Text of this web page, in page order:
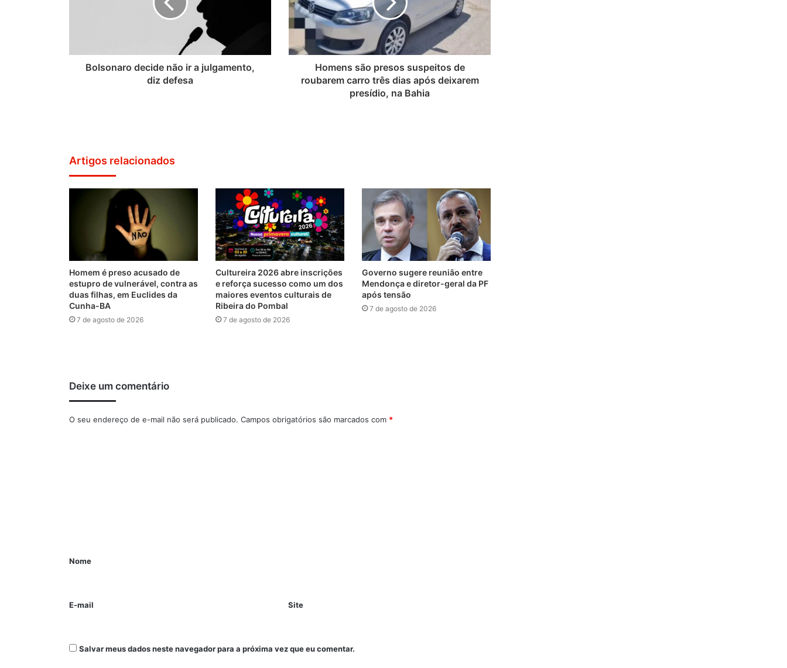
Bolsonaro decide não ir a julgamento,
diz defesa
Homens são presos suspeitos de
roubarem carro três dias após deixarem
presídio, na Bahia
Artigos relacionados
Homem é preso acusado de
estupro de vulnerável, contra as
duas filhas, em Euclides da
Cunha-BA
7 de agosto de 2026
Cultureira 2026 abre inscrições
e reforça sucesso como um dos
maiores eventos culturais de
Ribeira do Pombal
7 de agosto de 2026
Governo sugere reunião entre
Mendonça e diretor-geral da PF
após tensão
7 de agosto de 2026
Deixe um comentário
O seu endereço de e-mail não será publicado. Campos obrigatórios são marcados com *
Nome
E-mail Site
Salvar meus dados neste navegador para a próxima vez que eu comentar.